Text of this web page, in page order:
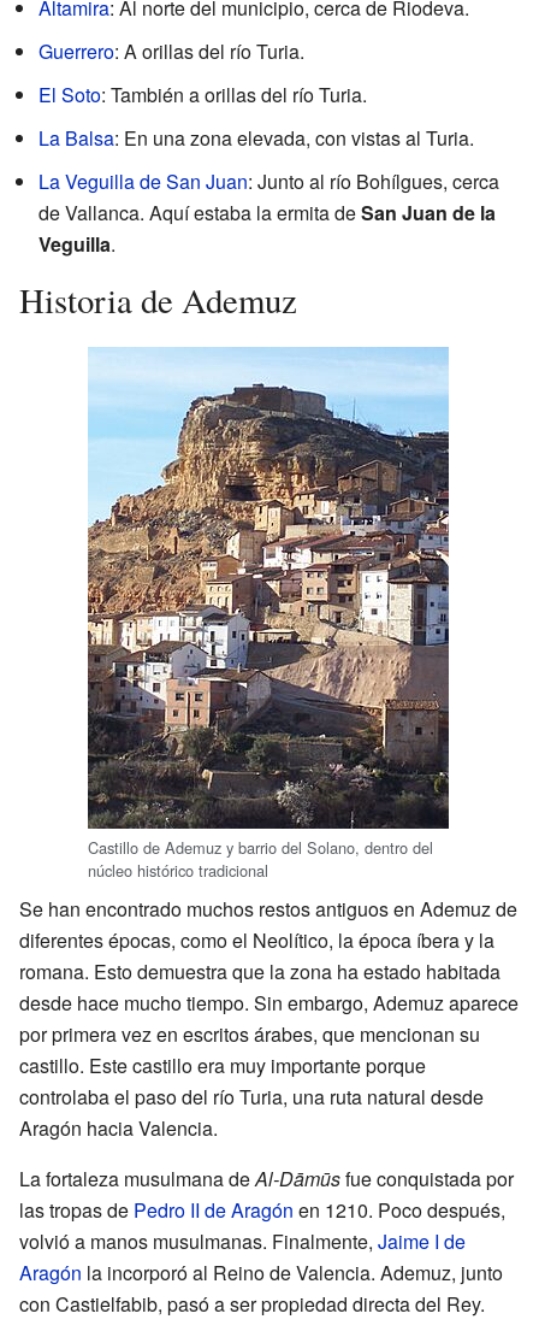
Altamira: Al norte del municipio, cerca de Riodeva.
Guerrero: A orillas del río Turia.
El Soto: También a orillas del río Turia.
La Balsa: En una zona elevada, con vistas al Turia.
La Veguilla de San Juan: Junto al río Bohílgues, cerca
de Vallanca. Aquí estaba la ermita deSan Juan de la
Veguilla.
Historia de Ademuz
Castillo de Ademuz y barrio del Solano, dentro del
núcleo histórico tradicional
Se han encontrado muchos restos antiguos en Ademuz de
diferentes épocas, como el Neolítico, la época íbera y la
romana. Esto demuestra que la zona ha estado habitada
desde hace mucho tiempo. Sin embargo, Ademuz aparece
por primera vez en escritos árabes, que mencionan su
castillo. Este castillo era muy importante porque
controlaba el paso del río Turia, una ruta natural desde
Aragón hacia Valencia.
La fortaleza musulmana deAl-Dāmūsfue conquistada por
las tropas de Pedro II de Aragón en 1210. Poco después,
volvió a manos musulmanas. Finalmente, Jaime I de
Aragón la incorporó al Reino de Valencia. Ademuz, junto
con Castielfabib, pasó a ser propiedad directa del Rey.